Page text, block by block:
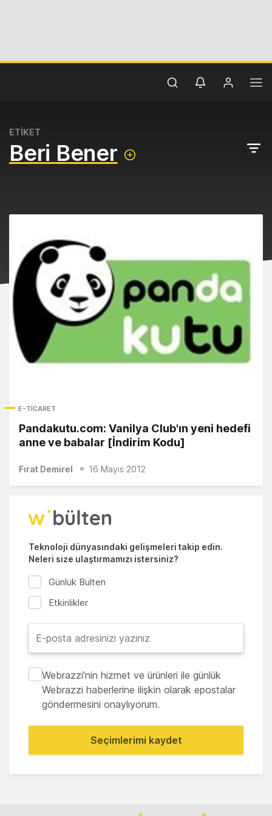
ETİKET
Beri Bener
E-TICARET
Pandakutu.com: Vanilya Club'ın yeni hedefi
anne ve babalar [İndirim Kodu]
Fırat Demirel 16 Mayıs 2012
Teknoloji dünyasındaki gelişmeleri takip edin.
Neleri size ulaştırmamızı istersiniz?
Günlük Bülten
Etkinlikler
Webrazzi'nin hizmet ve ürünleri ile günlük
Webrazzi haberlerine ilişkin olarak epostalar
göndermesini onaylıyorum.
Seçimlerimi kaydet